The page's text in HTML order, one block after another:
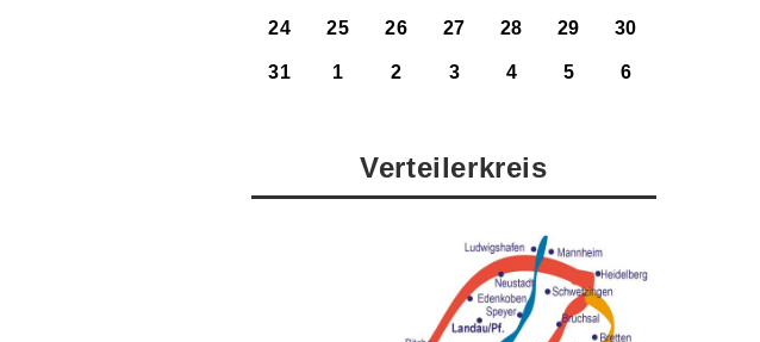
24 25 26 27 28 29 30
31 1 2 3 4 5 6
Verteilerkreis